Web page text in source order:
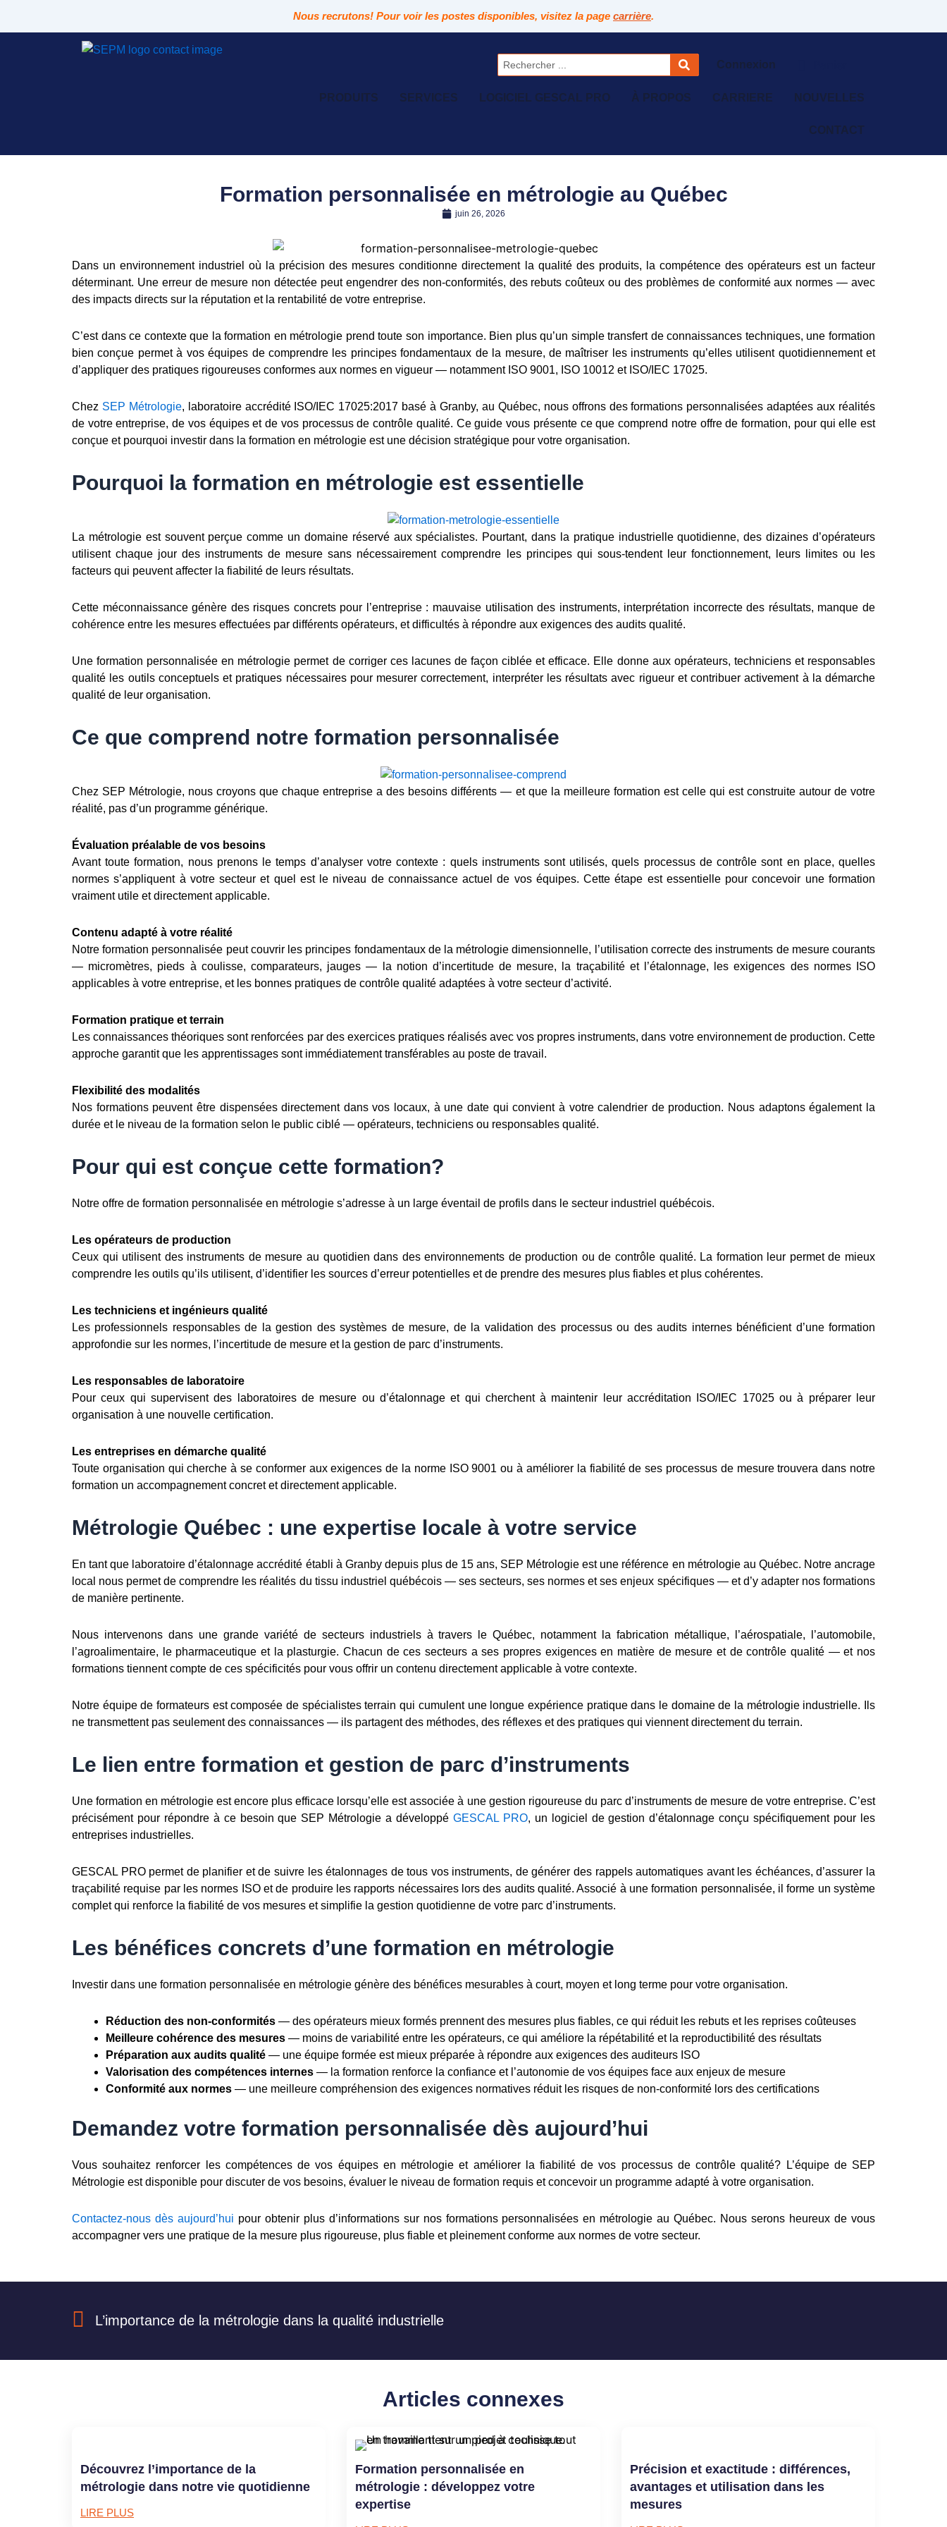
Nous recrutons! Pour voir les postes disponibles, visitez la page carrière.
Rechercher Connexion
PRODUITS SERVICES LOGICIEL GESCAL PRO À PROPOS CARRIERE NOUVELLES
CONTACT
Formation personnalisée en métrologie au Québec
juin 26, 2026
Dans un environnement industriel où la précision des mesures conditionne directement la qualité des produits, la compétence des opérateurs est un facteur
déterminant. Une erreur de mesure non détectée peut engendrer des non-conformités, des rebuts coûteux ou des problèmes de conformité aux normes — avec
des impacts directs sur la réputation et la rentabilité de votre entreprise.
C’est dans ce contexte que la formation en métrologie prend toute son importance. Bien plus qu’un simple transfert de connaissances techniques, une formation
bien conçue permet à vos équipes de comprendre les principes fondamentaux de la mesure, de maîtriser les instruments qu’elles utilisent quotidiennement et
d’appliquer des pratiques rigoureuses conformes aux normes en vigueur — notamment ISO 9001, ISO 10012 et ISO/IEC 17025.
Chez SEP Métrologie, laboratoire accrédité ISO/IEC 17025:2017 basé à Granby, au Québec, nous offrons des formations personnalisées adaptées aux réalités
de votre entreprise, de vos équipes et de vos processus de contrôle qualité. Ce guide vous présente ce que comprend notre offre de formation, pour qui elle est
conçue et pourquoi investir dans la formation en métrologie est une décision stratégique pour votre organisation.
Pourquoi la formation en métrologie est essentielle
La métrologie est souvent perçue comme un domaine réservé aux spécialistes. Pourtant, dans la pratique industrielle quotidienne, des dizaines d’opérateurs
utilisent chaque jour des instruments de mesure sans nécessairement comprendre les principes qui sous-tendent leur fonctionnement, leurs limites ou les
facteurs qui peuvent affecter la fiabilité de leurs résultats.
Cette méconnaissance génère des risques concrets pour l’entreprise : mauvaise utilisation des instruments, interprétation incorrecte des résultats, manque de
cohérence entre les mesures effectuées par différents opérateurs, et difficultés à répondre aux exigences des audits qualité.
Une formation personnalisée en métrologie permet de corriger ces lacunes de façon ciblée et efficace. Elle donne aux opérateurs, techniciens et responsables
qualité les outils conceptuels et pratiques nécessaires pour mesurer correctement, interpréter les résultats avec rigueur et contribuer activement à la démarche
qualité de leur organisation.
Ce que comprend notre formation personnalisée
Chez SEP Métrologie, nous croyons que chaque entreprise a des besoins différents — et que la meilleure formation est celle qui est construite autour de votre
réalité, pas d’un programme générique.
Évaluation préalable de vos besoins
Avant toute formation, nous prenons le temps d’analyser votre contexte : quels instruments sont utilisés, quels processus de contrôle sont en place, quelles
normes s’appliquent à votre secteur et quel est le niveau de connaissance actuel de vos équipes. Cette étape est essentielle pour concevoir une formation
vraiment utile et directement applicable.
Contenu adapté à votre réalité
Notre formation personnalisée peut couvrir les principes fondamentaux de la métrologie dimensionnelle, l’utilisation correcte des instruments de mesure courants
— micromètres, pieds à coulisse, comparateurs, jauges — la notion d’incertitude de mesure, la traçabilité et l’étalonnage, les exigences des normes ISO
applicables à votre entreprise, et les bonnes pratiques de contrôle qualité adaptées à votre secteur d’activité.
Formation pratique et terrain
Les connaissances théoriques sont renforcées par des exercices pratiques réalisés avec vos propres instruments, dans votre environnement de production. Cette
approche garantit que les apprentissages sont immédiatement transférables au poste de travail.
Flexibilité des modalités
Nos formations peuvent être dispensées directement dans vos locaux, à une date qui convient à votre calendrier de production. Nous adaptons également la
durée et le niveau de la formation selon le public ciblé — opérateurs, techniciens ou responsables qualité.
Pour qui est conçue cette formation?
Notre offre de formation personnalisée en métrologie s’adresse à un large éventail de profils dans le secteur industriel québécois.
Les opérateurs de production
Ceux qui utilisent des instruments de mesure au quotidien dans des environnements de production ou de contrôle qualité. La formation leur permet de mieux
comprendre les outils qu’ils utilisent, d’identifier les sources d’erreur potentielles et de prendre des mesures plus fiables et plus cohérentes.
Les techniciens et ingénieurs qualité
Les professionnels responsables de la gestion des systèmes de mesure, de la validation des processus ou des audits internes bénéficient d’une formation
approfondie sur les normes, l’incertitude de mesure et la gestion de parc d’instruments.
Les responsables de laboratoire
Pour ceux qui supervisent des laboratoires de mesure ou d’étalonnage et qui cherchent à maintenir leur accréditation ISO/IEC 17025 ou à préparer leur
organisation à une nouvelle certification.
Les entreprises en démarche qualité
Toute organisation qui cherche à se conformer aux exigences de la norme ISO 9001 ou à améliorer la fiabilité de ses processus de mesure trouvera dans notre
formation un accompagnement concret et directement applicable.
Métrologie Québec : une expertise locale à votre service
En tant que laboratoire d’étalonnage accrédité établi à Granby depuis plus de 15 ans, SEP Métrologie est une référence en métrologie au Québec. Notre ancrage
local nous permet de comprendre les réalités du tissu industriel québécois — ses secteurs, ses normes et ses enjeux spécifiques — et d’y adapter nos formations
de manière pertinente.
Nous intervenons dans une grande variété de secteurs industriels à travers le Québec, notamment la fabrication métallique, l’aérospatiale, l’automobile,
l’agroalimentaire, le pharmaceutique et la plasturgie. Chacun de ces secteurs a ses propres exigences en matière de mesure et de contrôle qualité — et nos
formations tiennent compte de ces spécificités pour vous offrir un contenu directement applicable à votre contexte.
Notre équipe de formateurs est composée de spécialistes terrain qui cumulent une longue expérience pratique dans le domaine de la métrologie industrielle. Ils
ne transmettent pas seulement des connaissances — ils partagent des méthodes, des réflexes et des pratiques qui viennent directement du terrain.
Le lien entre formation et gestion de parc d’instruments
Une formation en métrologie est encore plus efficace lorsqu’elle est associée à une gestion rigoureuse du parc d’instruments de mesure de votre entreprise. C’est
précisément pour répondre à ce besoin que SEP Métrologie a développé GESCAL PRO, un logiciel de gestion d’étalonnage conçu spécifiquement pour les
entreprises industrielles.
GESCAL PRO permet de planifier et de suivre les étalonnages de tous vos instruments, de générer des rappels automatiques avant les échéances, d’assurer la
traçabilité requise par les normes ISO et de produire les rapports nécessaires lors des audits qualité. Associé à une formation personnalisée, il forme un système
complet qui renforce la fiabilité de vos mesures et simplifie la gestion quotidienne de votre parc d’instruments.
Les bénéfices concrets d’une formation en métrologie
Investir dans une formation personnalisée en métrologie génère des bénéfices mesurables à court, moyen et long terme pour votre organisation.
Réduction des non-conformités — des opérateurs mieux formés prennent des mesures plus fiables, ce qui réduit les rebuts et les reprises coûteuses
Meilleure cohérence des mesures — moins de variabilité entre les opérateurs, ce qui améliore la répétabilité et la reproductibilité des résultats
Préparation aux audits qualité — une équipe formée est mieux préparée à répondre aux exigences des auditeurs ISO
Valorisation des compétences internes — la formation renforce la confiance et l’autonomie de vos équipes face aux enjeux de mesure
Conformité aux normes — une meilleure compréhension des exigences normatives réduit les risques de non-conformité lors des certifications
Demandez votre formation personnalisée dès aujourd’hui
Vous souhaitez renforcer les compétences de vos équipes en métrologie et améliorer la fiabilité de vos processus de contrôle qualité? L’équipe de SEP
Métrologie est disponible pour discuter de vos besoins, évaluer le niveau de formation requis et concevoir un programme adapté à votre organisation.
Contactez-nous dès aujourd’hui pour obtenir plus d’informations sur nos formations personnalisées en métrologie au Québec. Nous serons heureux de vous
accompagner vers une pratique de la mesure plus rigoureuse, plus fiable et pleinement conforme aux normes de votre secteur.
Précédent
L’importance de la métrologie dans la qualité industrielle
Articles connexes
Découvrez l’importance de la
métrologie dans notre vie quotidienne
LIRE PLUS
Formation personnalisée en
métrologie : développez votre
expertise
Précision et exactitude : différences,
avantages et utilisation dans les
mesures